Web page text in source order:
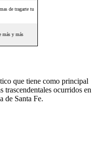
que tiene como principal
trascendentales ocurridos en
de Santa Fe.